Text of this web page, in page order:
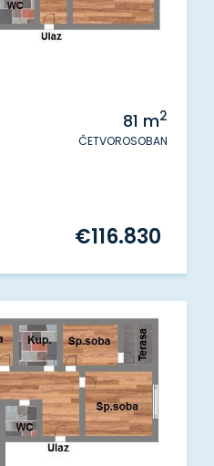
81 m2
ČETVOROSOBAN
€116.830